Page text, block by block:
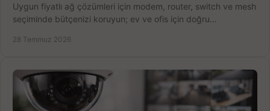
Uygun fiyatlı ağ çözümleri için modem, router, switch ve mesh
seçiminde bütçenizi koruyun; ev ve ofis için doğru
28 Temmuz 2026